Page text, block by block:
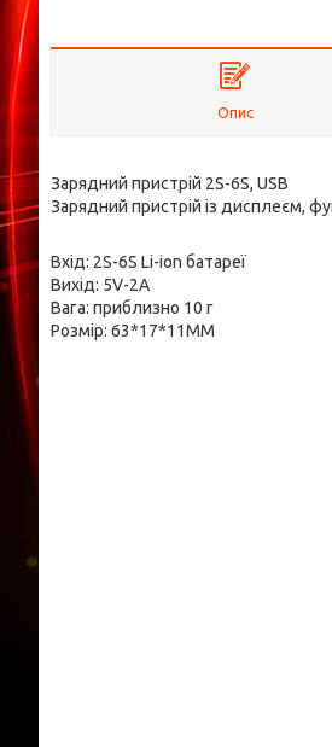
Опис
Зарядний пристрій 2S-6S, USB
Зарядний пристрій із дисплеєм,
Вхід: 2S-6S Li-ion батареї
Вихід: 5V-2A
Вага: приблизно 10 г
Розмір: 63*17*11MM